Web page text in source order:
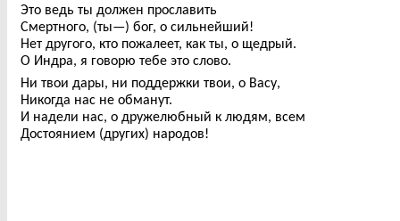
Это ведь ты должен прославить
Смертного, (ты—) бог, о сильнейший!
Нет другого, кто пожалеет, как ты, о щедрый.
О Индра, я говорю тебе это слово.
Ни твои дары, ни поддержки твои, о Васу,
Никогда нас не обманут.
И надели нас, о дружелюбный к людям, всем
Достоянием (других) народов!